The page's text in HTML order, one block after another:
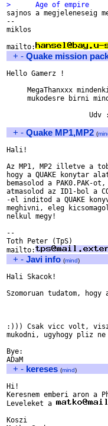
>      Age of empire
sajnos a megjeleneseig
--
miklos
mailto:
+ - Quake mission
Hello Gamerz !
MegaThanxxx
mukodesre birni
                    Udv :
+ - Quake MP1,MP2 (
Hali!
Az MP1, MP2 illetve a
hogy a QUAKE konytar
bemasolod a
atmasolod az ID1-bol a
-el inditod a QUAKE
meghivni, eleg
nelkul megy!
--
Toth Peter (TpS)
mailto:
+ - Javi info (mind)
Hali Skacok!
Szomoruan tudatom,
:))) Csak vicc volt,
mukodni, ugyhogy pliz
Bye:
+ - kereses (mind)
Hi!
Keresnem emberi aron a
Leveleket a
Koszi